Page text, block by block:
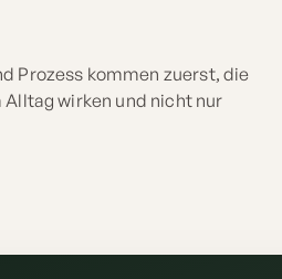
Prozess kommen zuerst, die
wirken und nicht nur